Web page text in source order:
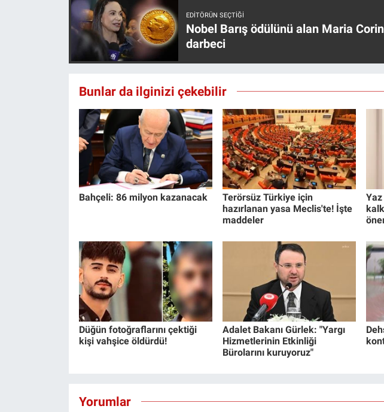
EDITÖRÜN SEÇTIĞI
Nobel Barış ödülünü alan Maria
darbeci
Bunlar da ilginizi çekebilir
Bahçeli: 86 milyon kazanacak
Terörsüz Türkiye için
hazırlanan yasa Meclis'te! İşte
maddeler
Düğün fotoğraflarını çektiği
kişi vahşice öldürdü!
Adalet Bakanı Gürlek: "Yargı
Hizmetlerinin Etkinliği
Bürolarını kuruyoruz"
Yorumlar